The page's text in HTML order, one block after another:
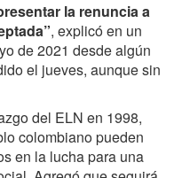
la renuncia a
, explicó en un
de 2021 desde algún
el jueves, aunque sin
del ELN en 1998,
colombiano pueden
en la lucha para una